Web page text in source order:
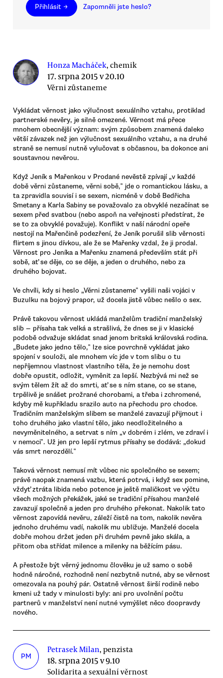
Přihlásit → Zapomněli jste heslo?
Honza Macháček, chemik
17. srpna 2015 v 20.10
Věrni zůstaneme
Vykládat věrnost jako výlučnost sexuálního vztahu, protiklad
partnerské nevěry, je silně omezené. Věrnost má přece
mnohem obecnější význam: svým způsobem znamená daleko
větší závazek než jen výlučnost sexuálního vztahu, a na druhé
straně se nemusí nutně vylučovat s občasnou, ba dokonce ani
soustavnou nevěrou.
Když Jeník s Mařenkou v Prodané nevěstě zpívají „v každé
době věrni zůstaneme, věrni sobě,‟ jde o romantickou lásku, a
ta zpravidla souvisí i se sexem, nicméně v době Bedřicha
Smetany a Karla Sabiny se považovalo za obvyklé nezačínat se
sexem před svatbou (nebo aspoň na veřejnosti předstírat, že
se to za obvyklé považuje). Konflikt v naší národní opeře
nestojí na Mařenčině podezření, že Jeník porušil slib věrnosti
flirtem s jinou dívkou, ale že se Mařenky vzdal, že ji prodal.
Věrnost pro Jeníka a Mařenku znamená především stát při
sobě, ať se děje, co se děje, a jeden o druhého, nebo za
druhého bojovat.
Ve chvíli, kdy si heslo „Věrni zůstaneme‟ vyšili naši vojáci v
Buzulku na bojový prapor, už docela jistě vůbec nešlo o sex.
Právě takovou věrnost ukládá manželům tradiční manželský
slib — přísaha tak velká a strašlivá, že dnes se ji v klasické
podobě odvažuje skládat snad jenom britská královská rodina.
„Budete jako jedno tělo,‟ lze sice povrchně vykládat jako
spojení v souloži, ale mnohem víc jde v tom slibu o tu
nepříjemnou vlastnost vlastního těla, že je nemohu dost
dobře opustit, odložit, vyměnit za lepší. Nezbývá mi než se
svým tělem žít až do smrti, ať se s ním stane, co se stane,
trpělivě je snášet prožrané chorobami, a třeba i zchromené,
kdyby mě kupříkladu srazilo auto na přechodu pro chodce.
Tradičním manželským slibem se manželé zavazují přijmout i
toho druhého jako vlastní tělo, jako neodložitelného a
nevyměnitelného, a setrvat s ním „v dobrém i zlém, ve zdraví i
v nemoci‟. Už jen pro lepší rytmus přísahy se dodává: „dokud
vás smrt nerozdělí.‟
Taková věrnost nemusí mít vůbec nic společného se sexem;
právě naopak znamená vazbu, která potrvá, i když sex pomine,
vždyť ztráta libida nebo potence je ještě maličkost ve výčtu
všech možných překážek, jaké se tradiční přísahou manželé
zavazují společně a jeden pro druhého překonat. Nakolik tato
věrnost zapovídá nevěru, záleží čistě na tom, nakolik nevěra
jednoho druhému vadí, nakolik mu ubližuje. Manželé docela
dobře mohou držet jeden při druhém pevně jako skála, a
přitom oba střídat milence a milenky na běžícím pásu.
A přestože být věrný jednomu člověku je už samo o sobě
hodně náročné, rozhodně není nezbytně nutné, aby se věrnost
omezovala na pouhý pár. Ostatně věrnost širší rodině nebo
kmeni už tady v minulosti byly: ani pro uvolnění počtu
partnerů v manželství není nutné vymýšlet něco doopravdy
nového.
PM
Petrasek Milan, penzista
18. srpna 2015 v 9.10
Solidarita a sexuální věrnost